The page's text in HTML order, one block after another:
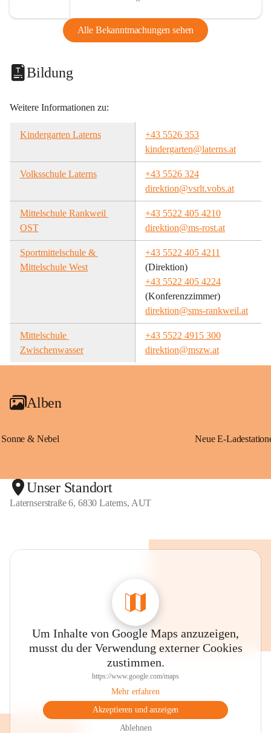
Alle Bekanntmachungen sehen
Bildung
Weitere Informationen zu:
Kindergarten Laterns
+43 5526 353
kindergarten@laterns.at
Volksschule Laterns
+43 5526 324
direktion@vsrlt.vobs.at
Mittelschule Rankweil
OST
+43 5522 405 4210
direktion@ms-rost.at
Sportmittelschule &
Mittelschule West
+43 5522 405 4211
(Direktion)
+43 5522 405 4224
(Konferenzzimmer)
direktion@sms-rankweil.at
Mittelschule
Zwischenwasser
+43 5522 4915 300
direktion@mszw.at
Alben
Sonne & Nebel
Unser Standort
Laternserstraße 6, 6830 Laterns, AUT
Um Inhalte von Google Maps anzuzeigen,
musst du der Verwendung externer Cookies
zustimmen.
https://www.google.com/maps
Mehr erfahren
Akzeptieren und anzeigen
Ablehnen